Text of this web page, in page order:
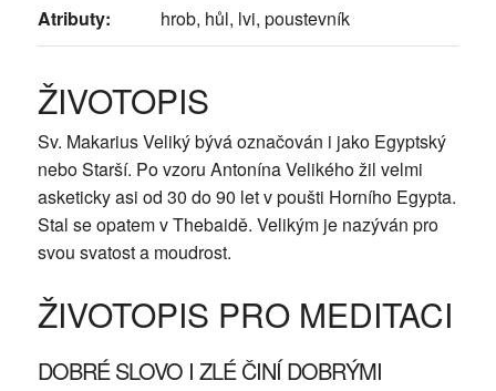
Atributy: hrob, hůl, lvi, poustevník
ŽIVOTOPIS
Sv. Makarius Veliký bývá označován i jako Egyptský
nebo Starší. Po vzoru Antonína Velikého žil velmi
asketicky asi od 30 do 90 let v poušti Horního Egypta.
Stal se opatem v Thebaidě. Velikým je nazýván pro
svou svatost a moudrost.
ŽIVOTOPIS PRO MEDITACI
DOBRÉ SLOVO I ZLÉ ČINÍ DOBRÝMI